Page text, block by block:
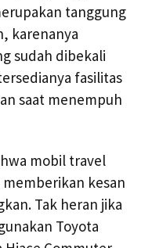
tanggung
karenanya
sudah dibekali
fasilitas
saat menempuh
mobil travel
kesan
Tak heran jika
Toyota